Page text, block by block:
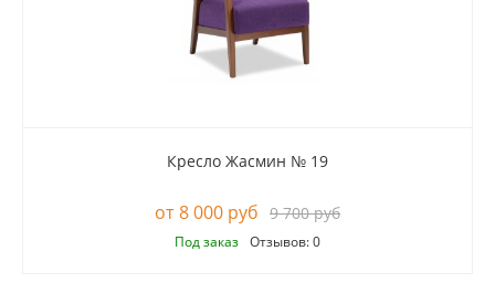
Кресло Жасмин № 19
8 000 руб 9 700 руб
Под заказ Отзывов: 0